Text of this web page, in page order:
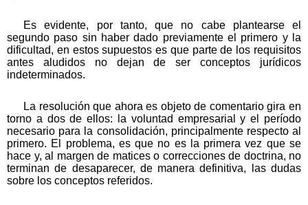
Es evidente, por tanto, que no cabe plantearse el
segundo paso sin haber dado previamente el primero y la
dificultad, en estos supuestos es que parte de los requisitos
antes aludidos no dejan de ser conceptos jurídicos
indeterminados.
La resolución que ahora es objeto de comentario gira en
torno a dos de ellos: la voluntad empresarial y el período
necesario para la consolidación, principalmente respecto al
primero. El problema, es que no es la primera vez que se
hace y, al margen de matices o correcciones de doctrina, no
terminan de desaparecer, de manera definitiva, las dudas
sobre los conceptos referidos.